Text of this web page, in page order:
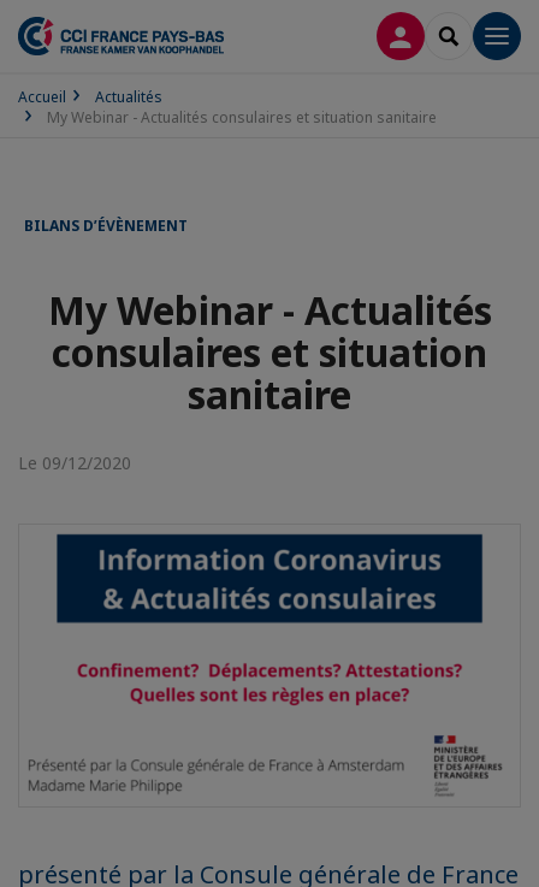
CONNEXION
Accueil
Actualités
My Webinar - Actualités consulaires et situation sanitaire
BILANS D’ÉVÈNEMENT
My Webinar - Actualités
consulaires et situation
sanitaire
Le 09/12/2020
présenté par la Consule générale de France